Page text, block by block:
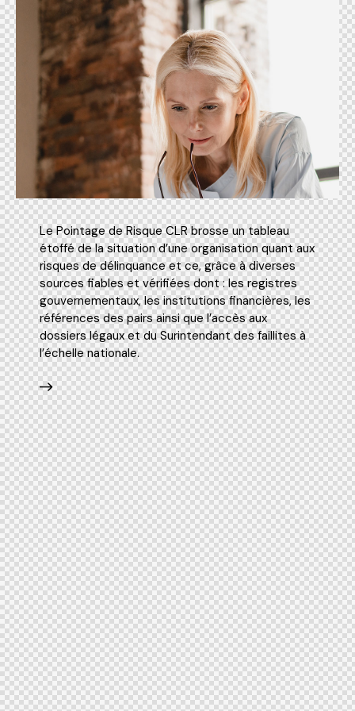
Le Pointage de Risque CLR brosse un tableau
étoffé de la situation d’une organisation quant aux
risques de délinquance et ce, grâce à diverses
sources fiables et vérifiées dont : les registres
gouvernementaux, les institutions financières, les
références des pairs ainsi que l’accès aux
dossiers légaux et du Surintendant des faillites à
l’échelle nationale.